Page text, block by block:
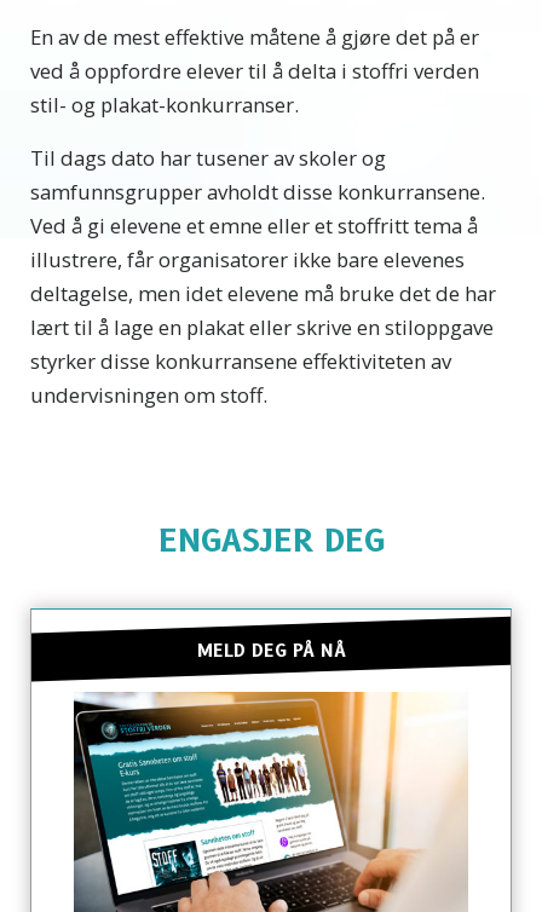
En av de mest effektive måtene å gjøre det på er
ved å oppfordre elever til å delta i stoffri verden
stil- og plakat-konkurranser.
Til dags dato har tusener av skoler og
samfunnsgrupper avholdt disse konkurransene.
Ved å gi elevene et emne eller et stoffritt tema å
illustrere, får organisatorer ikke bare elevenes
deltagelse, men idet elevene må bruke det de har
lært til å lage en plakat eller skrive en stiloppgave
styrker disse konkurransene effektiviteten av
undervisningen om stoff.
ENGASJER DEG
MELD DEG PÅ NÅ